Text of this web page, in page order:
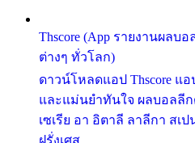
Thscore (App รายงานผล
ต่างๆ ทั่วโลก)
ดาวน์โหลดแอป Thscore แ
และแม่นยำทันใจ ผลบอลลี
เซเรีย อา อิตาลี ลาลีกา สเ
ฝรั่งเศส